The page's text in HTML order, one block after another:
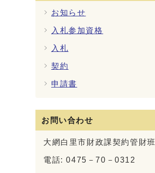
お知らせ
入札参加資格
入札
契約
申請書
お問い合わせ
大網白里市財政課契約管財班
電話: 0475－70－0312